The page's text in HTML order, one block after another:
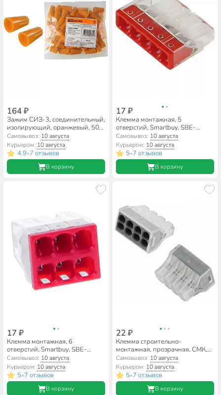
164 ₽
Зажим СИЗ-3, соединительный,
изолирующий, оранжевый, 50
шт, 5.5 мм², TDM Electric,
SQ0519-0008
Самовывоз: 10 августа
Курьером: 10 августа
4.9•7 отзывов
В корзину
17 ₽
Клемма монтажная, 5
отверстий, Smartbuy, SBE-
pwco-5
Самовывоз: 10 августа
Курьером: 10 августа
5•7 отзывов
В корзину
17 ₽
Клемма монтажная, 6
отверстий, Smartbuy, SBE-
pwco-6
Самовывоз: 10 августа
Курьером: 10 августа
5•7 отзывов
В корзину
22 ₽
Клемма строительно-
монтажная, прозрачная, СМК,
8-проводная, 0.75-2.5 мм²,
General Lighting Systems,
800491
Самовывоз: 10 августа
Курьером: 10 августа
5•7 отзывов
В корзину